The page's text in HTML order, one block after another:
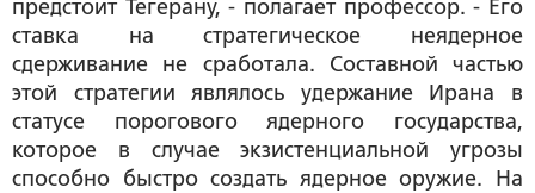
предстоит Тегерану, - полагает профессор. - Его
ставка на стратегическое неядерное
сдерживание не сработала. Составной частью
этой стратегии являлось удержание Ирана в
статусе порогового ядерного государства,
которое в случае экзистенциальной угрозы
способно быстро создать ядерное оружие. На